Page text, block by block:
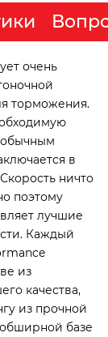
очень
торможения.
обычным
в
ничто
поэтому
лучшие
Каждый
из
качества,
из прочной
базе